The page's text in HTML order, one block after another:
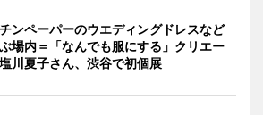
ンペーパーのウエディングドレスなど
場内＝「なんでも服にする」クリエー
川夏子さん、渋谷で初個展